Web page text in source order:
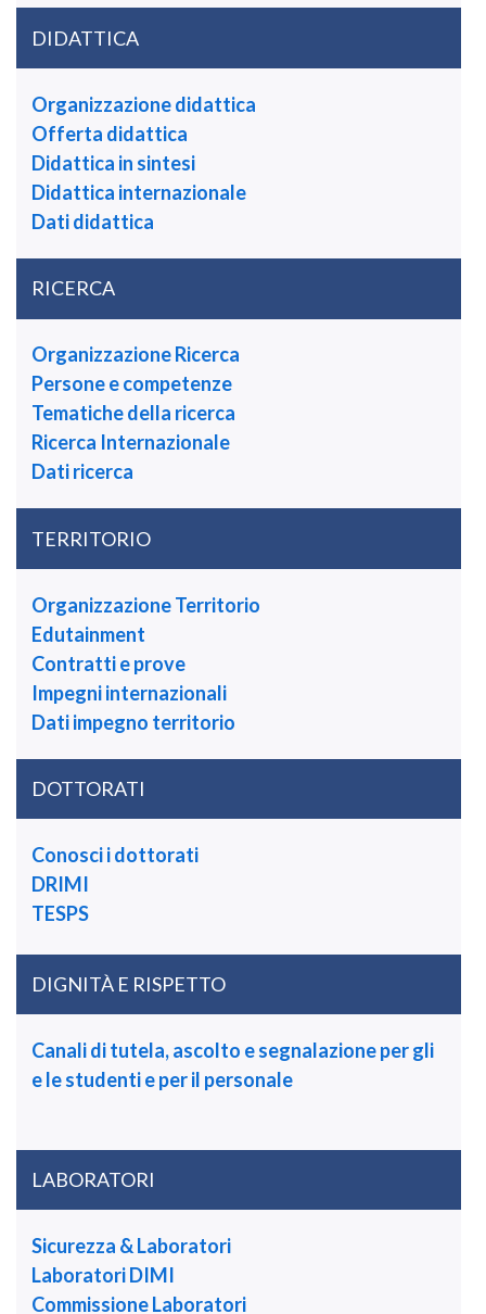
DIDATTICA
Organizzazione didattica
Offerta didattica
Didattica in sintesi
Didattica internazionale
Dati didattica
RICERCA
Organizzazione Ricerca
Persone e competenze
Tematiche della ricerca
Ricerca Internazionale
Dati ricerca
TERRITORIO
Organizzazione Territorio
Edutainment
Contratti e prove
Impegni internazionali
Dati impegno territorio
DOTTORATI
Conosci i dottorati
DRIMI
TESPS
DIGNITÀ E RISPETTO
Canali di tutela, ascolto e segnalazione per gli
e le studenti e per il personale
LABORATORI
Sicurezza & Laboratori
Laboratori DIMI
Commissione Laboratori